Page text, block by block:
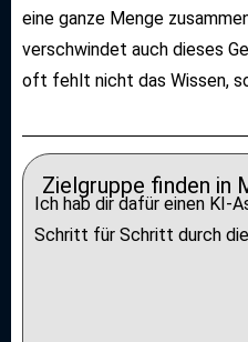
eine ganze Menge
verschwindet auch dieses
oft fehlt nicht das Wissen,
Zielgruppe finden in
Ich hab dir dafür einen KI-
Schritt für Schritt durch